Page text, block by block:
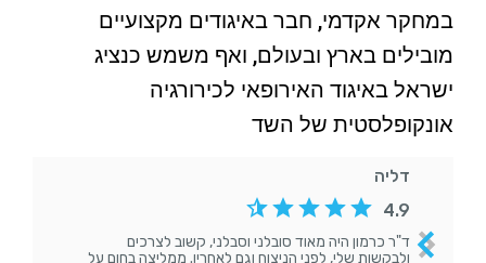
במחקר אקדמי, חבר באיגודים מקצועיים
מובילים בארץ ובעולם, ואף משמש כנציג
ישראל באיגוד האירופאי לכירורגיה
אונקופלסטית של השד